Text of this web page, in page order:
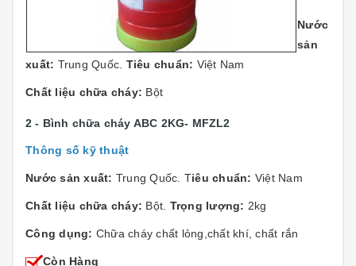
Nước
sản
xuất: Trung Quốc. Tiêu chuẩn: Việt Nam
Chất liệu chữa cháy: Bột
2 - Bình chữa cháy ABC 2KG- MFZL2
Thông số kỹ thuật
Nước sản xuất: Trung Quốc. Tiêu chuẩn: Việt Nam
Chất liệu chữa cháy: Bột. Trọng lượng: 2kg
Công dụng: Chữa cháy chất lỏng,chất khí, chất rắn
Còn Hàng